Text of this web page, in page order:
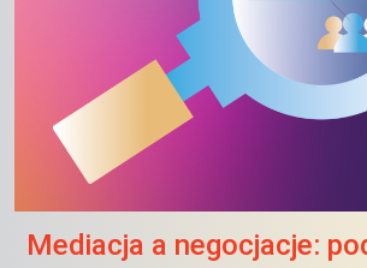
Mediacja a negocjacje: